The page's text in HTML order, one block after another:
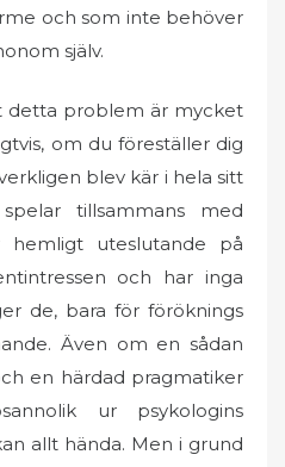
och som inte behöver
själv.
detta problem är mycket
om du föreställer dig
blev kär i hela sitt
tillsammans med
uteslutande på
och har inga
de, bara för föröknings
Även om en sådan
en härdad pragmatiker
ur psykologins
allt hända. Men i grund